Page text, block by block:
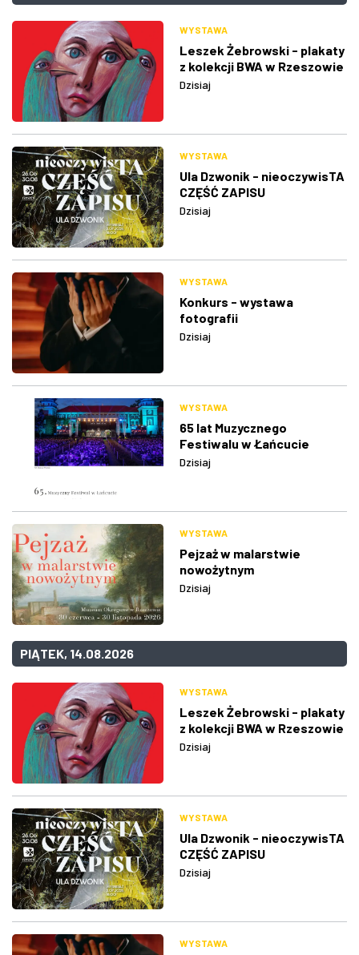
WYSTAWA
Leszek Żebrowski - plakaty
z kolekcji BWA w Rzeszowie
Dzisiaj
WYSTAWA
Ula Dzwonik - nieoczywisTA
CZĘŚĆ ZAPISU
Dzisiaj
WYSTAWA
Konkurs - wystawa
fotografii
Dzisiaj
WYSTAWA
65 lat Muzycznego
Festiwalu w Łańcucie
Dzisiaj
WYSTAWA
Pejzaż w malarstwie
nowożytnym
Dzisiaj
PIĄTEK, 14.08.2026
WYSTAWA
Leszek Żebrowski - plakaty
z kolekcji BWA w Rzeszowie
Dzisiaj
WYSTAWA
Ula Dzwonik - nieoczywisTA
CZĘŚĆ ZAPISU
Dzisiaj
WYSTAWA